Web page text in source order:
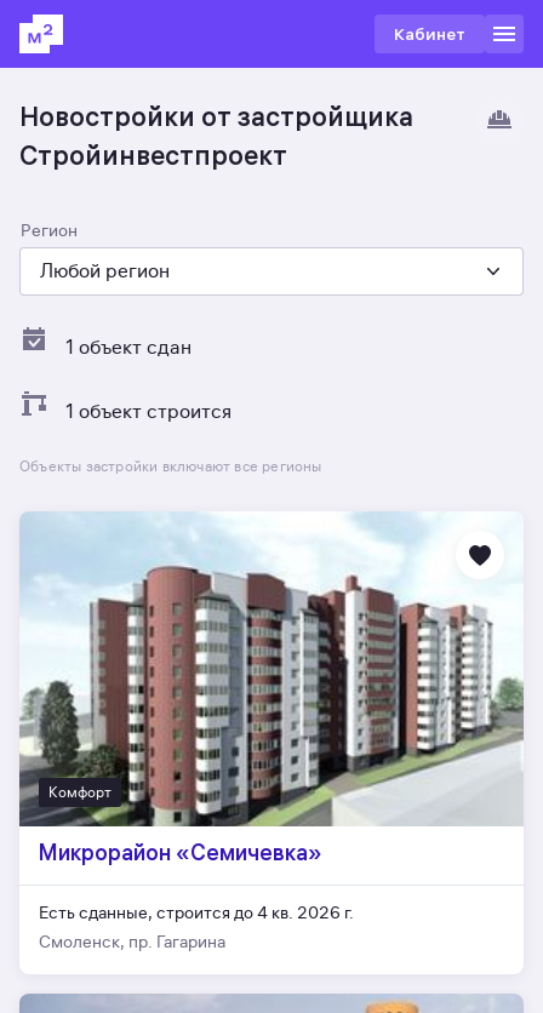
Кабинет
Новостройки от застройщика
Стройинвестпроект
Регион
Любой регион
1 объект сдан
1 объект строится
Объекты застройки включают все регионы
Комфорт
Микрорайон «Семичевка»
Есть сданные, строится до 4 кв. 2026 г.
Смоленск, пр. Гагарина